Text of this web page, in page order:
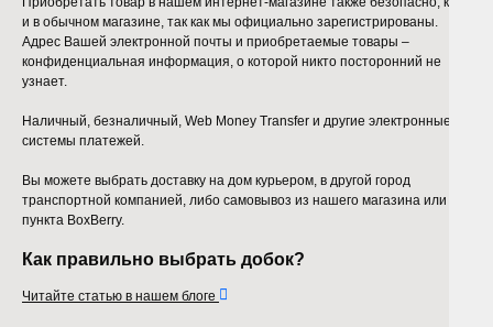
и в обычном магазине, так как мы официально зарегистрированы.
Адрес Вашей электронной почты и приобретаемые товары –
конфиденциальная информация, о которой никто посторонний не
узнает.
Наличный, безналичный, Web Money Transfer и другие электронные
системы платежей.
Вы можете выбрать доставку на дом курьером, в другой город
транспортной компанией, либо самовывоз из нашего магазина или
пункта BoxBerry.
Как правильно выбрать добок?
Читайте статью в нашем блоге 